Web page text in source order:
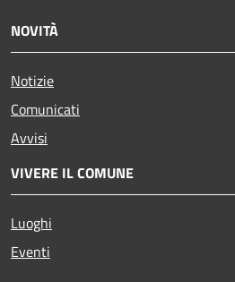
NOVITÀ
Notizie
Comunicati
Avvisi
VIVERE IL COMUNE
Luoghi
Eventi